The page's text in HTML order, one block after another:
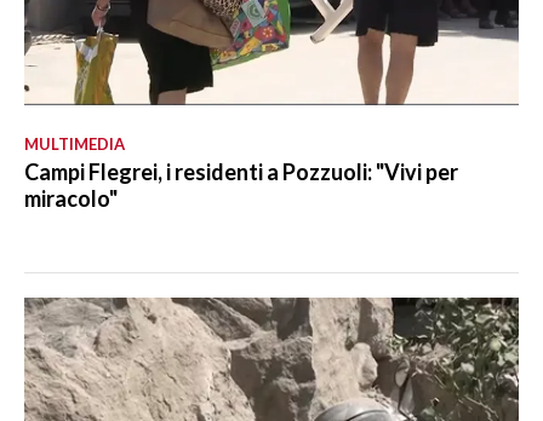
MULTIMEDIA
Campi Flegrei, i residenti a Pozzuoli: "Vivi per
miracolo"